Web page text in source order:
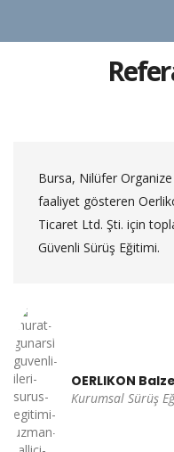
Bursa, Nilüfer
faaliyet gösteren
Ticaret Ltd. Şti. için
Güvenli Sürüş Eğitimi.
OERLIKON
Kurumsal Sürüş